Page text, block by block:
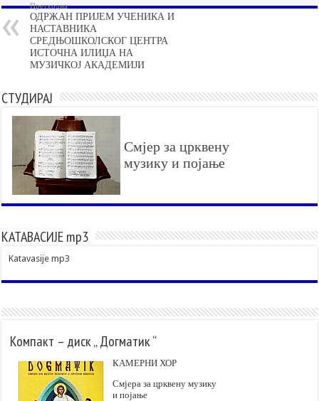
Претходна
ОДРЖАН ПРИЈЕМ УЧЕНИКА И
НАСТАВНИКА
СРЕДЊОШКОЛСКОГ ЦЕНТРА
ИСТОЧНА ИЛИЏА НА
МУЗИЧКОЈ АКАДЕМИЈИ
СТУДИРАЈ
Смјер за црквену
музику и појање
КАТАВАСИЈЕ mp3
Katavasije mp3
Компакт – диск „ Догматик “
КАМЕРНИ ХОР
Смјера за црквену музику
и појање